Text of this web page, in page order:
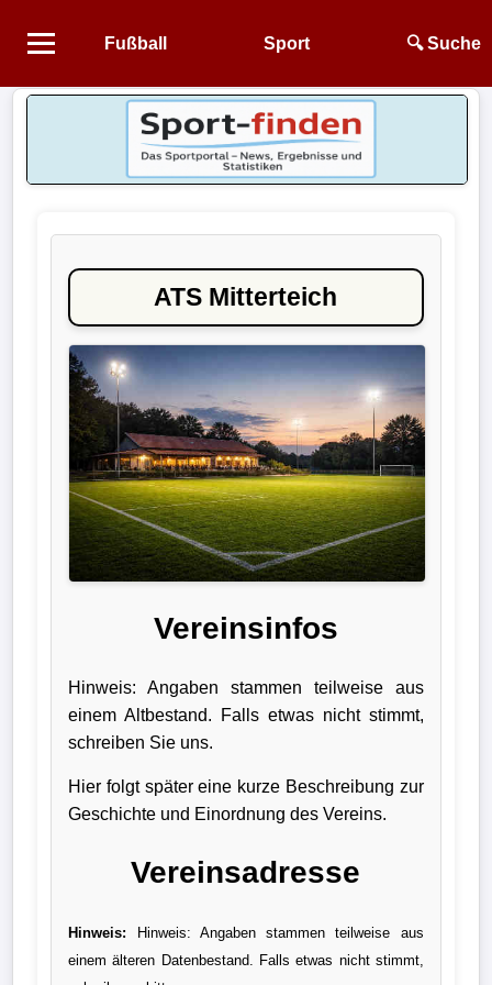
Fußball Sport 🔍 Suche
Startseite
Fußball-
News
Bundesliga
Bundesliga
Champions
League
Europa
League
Nationalmannschaft
Vereinsnews
Wechselgerüchte
ATS Mitterteich
Vereinsinfos
Hinweis: Angaben stammen teilweise aus
einem Altbestand. Falls etwas nicht stimmt,
schreiben Sie uns.
Hier folgt später eine kurze Beschreibung zur
Geschichte und Einordnung des Vereins.
Vereinsadresse
Hinweis: Hinweis: Angaben stammen teilweise aus
einem älteren Datenbestand. Falls etwas nicht stimmt,